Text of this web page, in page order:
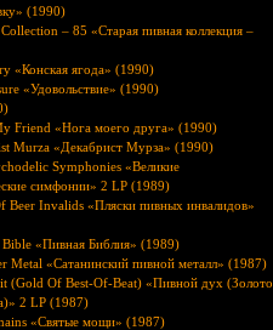
(1990)
– 85 «Старая пивная коллекция –
«Конская ягода» (1990)
«Удовольствие» (1990)
Friend «Нога моего друга» (1990)
Murza «Декабрист Мурза» (1990)
Symphonies «Великие
симфонии» 2 LP (1989)
Beer Invalids «Пляски пивных инвалидов»
Bible «Пивная Библия» (1989)
Metal «Сатанинский пивной металл» (1987)
(Gold Of Best-Of-Beat) «Пивной дух (Золото
2 LP (1987)
«Святые мощи» (1987)